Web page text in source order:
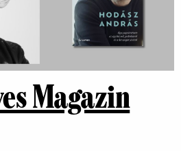
Magazin